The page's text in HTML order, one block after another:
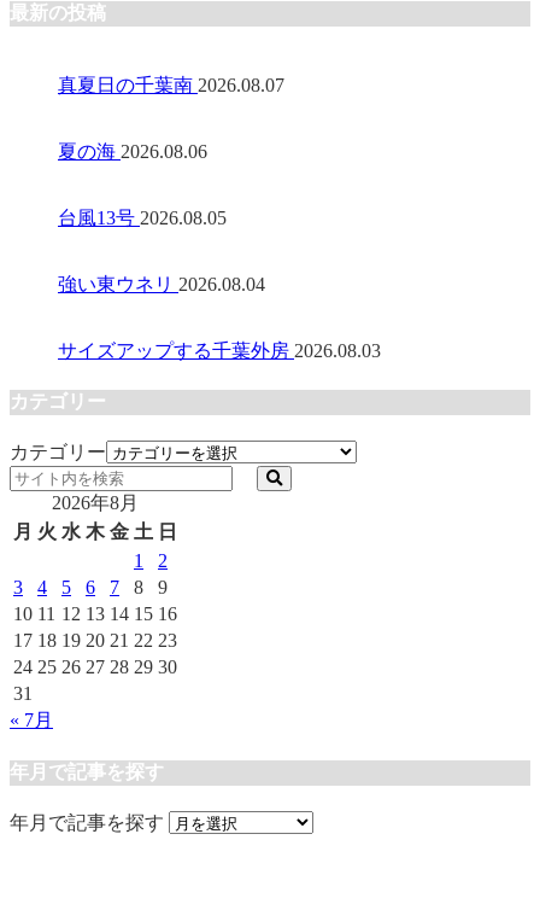
最新の投稿
真夏日の千葉南 2026.08.07
夏の海 2026.08.06
台風13号 2026.08.05
強い東ウネリ 2026.08.04
サイズアップする千葉外房 2026.08.03
カテゴリー
カテゴリー
2026年8月
月 火 水 木 金 土 日
1
2
3
4 5 6 7 8
9
10 11 12 13 14 15 16
17 18 19 20 21 22 23
24 25 26 27 28 29 30
31
« 7月
年月で記事を探す
年月で記事を探す